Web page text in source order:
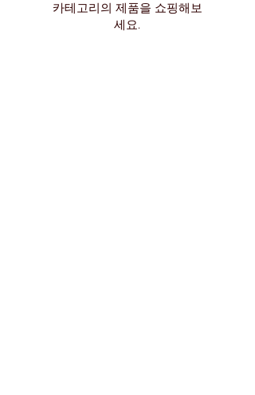
카테고리의 제품을 쇼핑해보
세요.